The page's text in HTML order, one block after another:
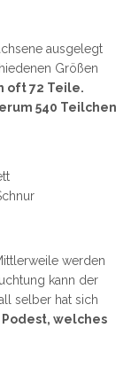
ausgelegt
Größen
oft 72 Teile.
540 Teilchen
werden
kann der
selber hat sich
Podest, welches